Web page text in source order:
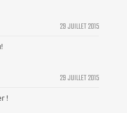
29 JUILLET 2015
29 JUILLET 2015
!